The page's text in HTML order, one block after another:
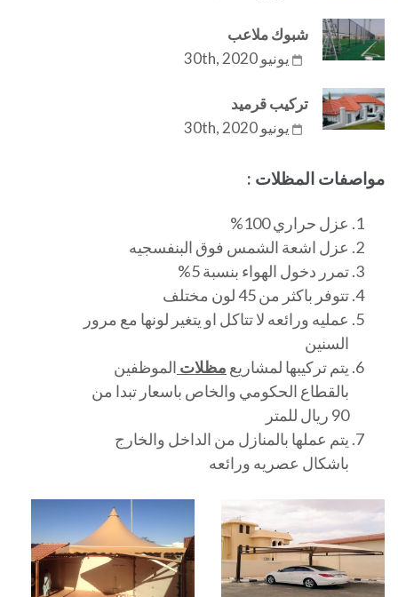
شبوك ملاعب
يونيو 30th, 2020
تركيب قرميد
يونيو 30th, 2020
مواصفات المظلات :
عزل حراري 100%
عزل اشعة الشمس فوق البنفسجيه
تمرر دخول الهواء بنسبة 5%
تتوفر باكثر من 45 لون مختلف
عمليه ورائعه لا تتاكل او يتغير لونها مع مرور
السنين
يتم تركيبها لمشاريع مظلات الموظفين
بالقطاع الحكومي والخاص باسعار تبدا من
90 ريال للمتر
يتم عملها بالمنازل من الداخل والخارج
باشكال عصريه ورائعه